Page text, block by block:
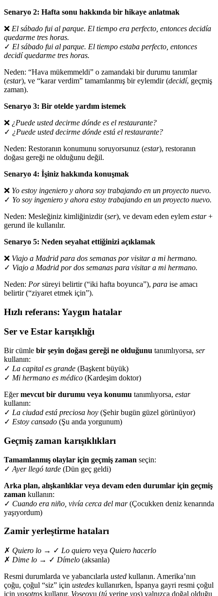
Senaryo 2: Hafta sonu hakkında bir hikaye anlatmak
❌ El sábado fui al parque. El tiempo era perfecto, entonces decidía
quedarme tres horas.
✓ El sábado fui al parque. El tiempo estaba perfecto, entonces
decidí quedarme tres horas.
Neden: “Hava mükemmeldi” o zamandaki bir durumu tanımlar
(estar), ve “karar verdim” tamamlanmış bir eylemdir (decidí, geçmiş
zaman).
Senaryo 3: Bir otelde yardım istemek
❌ ¿Puede usted decirme dónde es el restaurante?
✓ ¿Puede usted decirme dónde está el restaurante?
Neden: Restoranın konumunu soruyorsunuz (estar), restoranın
doğası gereği ne olduğunu değil.
Senaryo 4: İşiniz hakkında konuşmak
❌ Yo estoy ingeniero y ahora soy trabajando en un proyecto nuevo.
✓ Yo soy ingeniero y ahora estoy trabajando en un proyecto nuevo.
Neden: Mesleğiniz kimliğinizdir (ser), ve devam eden eylem estar+
gerund ile kullanılır.
Senaryo 5: Neden seyahat ettiğinizi açıklamak
❌ Viajo a Madrid para dos semanas por visitar a mi hermano.
✓ Viajo a Madrid por dos semanas para visitar a mi hermano.
Neden: Porsüreyi belirtir (“iki hafta boyunca”), para ise amacı
belirtir (“ziyaret etmek için”).
Hızlı referans: Yaygın hatalar
Ser ve Estar karışıklığı
Bir cümle bir şeyin doğası gereği ne olduğunu tanımlıyorsa, ser
kullanın:
✓ La capital es grande (Başkent büyük)
✓ Mi hermano es médico (Kardeşim doktor)
Eğermevcut bir durumu veya konumu tanımlıyorsa, estar
kullanın:
✓ La ciudad está preciosa hoy (Şehir bugün güzel görünüyor)
✓ Estoy cansado (Şu anda yorgunum)
Geçmiş zaman karışıklıkları
Tamamlanmış olaylar için geçmiş zaman seçin:
✓ Ayer llegó tarde (Dün geç geldi)
Arka plan, alışkanlıklar veya devam eden durumlar için geçmiş
zaman kullanın:
✓ Cuando era niño, vivía cerca del mar(Çocukken deniz kenarında
yaşıyordum)
Zamir yerleştirme hataları
✗ Quiero lo → ✓ Lo quiero veya Quiero hacerlo
✗ Dime lo → ✓ Dímelo (aksanla)
Resmi durumlarda ve yabancılarla usted kullanın. Amerika’nın
çoğu, çoğul “siz” için ustedes kullanırken, İspanya gayri resmi çoğul
için vosotros kullanır. Voseoyu (tú yerine vos) yalnızca doğal olduğu